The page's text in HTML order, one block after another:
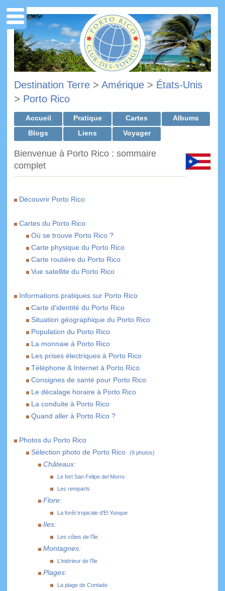
Destination Terre > Amérique > États-Unis
> Porto Rico
Accueil Pratique Cartes
Albums
Blogs
Liens Voyager
Bienvenue à Porto Rico : sommaire
complet
Découvrir Porto Rico
Cartes du Porto Rico
Où se trouve Porto Rico ?
Carte physique du Porto Rico
Carte routière du Porto Rico
Vue satellite du Porto Rico
Informations pratiques sur Porto Rico
Carte d'identité du Porto Rico
Situation géographique du Porto Rico
Population du Porto Rico
La monnaie à Porto Rico
Les prises électriques à Porto Rico
Téléphone & Internet à Porto Rico
Consignes de santé pour Porto Rico
Le décalage horaire à Porto Rico
La conduite à Porto Rico
Quand aller à Porto Rico ?
Photos du Porto Rico
Sélection photo de Porto Rico
(9 photos)
Châteaux:
Le fort San Felipe del Morro
Les remparts
Flore:
La forêt tropicale d'El Yunque
Iles:
Les côtes de l'île
Montagnes:
L'intérieur de l'île
Plages:
La plage de Contado